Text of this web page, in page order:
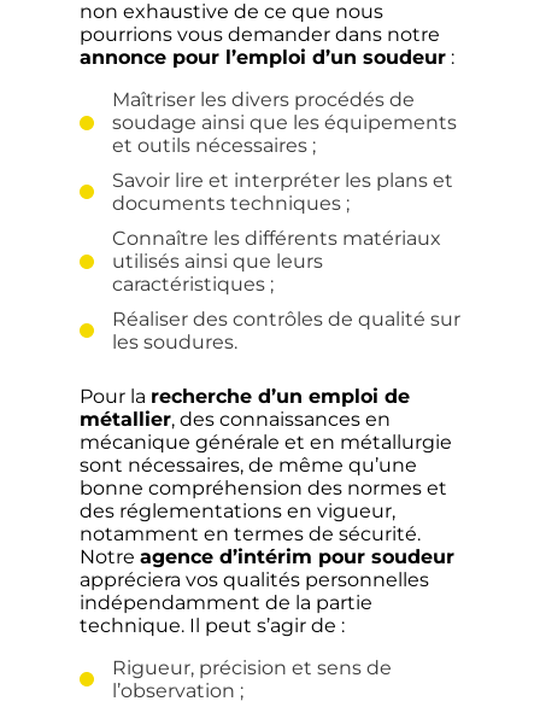
non exhaustive de ce que nous
pourrions vous demander dans notre
annonce pour l’emploi d’un soudeur:
Maîtriser les divers procédés de
soudage ainsi que les équipements
et outils nécessaires ;
Savoir lire et interpréter les plans et
documents techniques ;
Connaître les différents matériaux
utilisés ainsi que leurs
caractéristiques ;
Réaliser des contrôles de qualité sur
les soudures.
Pour la recherche d’un emploi de
métallier, des connaissances en
mécanique générale et en métallurgie
sont nécessaires, de même qu’une
bonne compréhension des normes et
des réglementations en vigueur,
notamment en termes de sécurité.
Notre agence d’intérim pour soudeur
appréciera vos qualités personnelles
indépendamment de la partie
technique. Il peut s’agir de :
Rigueur, précision et sens de
l’observation ;